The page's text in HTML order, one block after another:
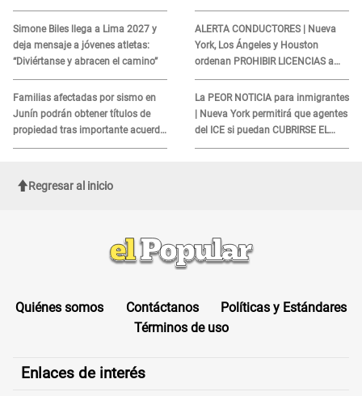
Simone Biles llega a Lima 2027 y
deja mensaje a jóvenes atletas:
“Diviértanse y abracen el camino”
Familias afectadas por sismo en
Junín podrán obtener títulos de
propiedad tras importante acuerdo
de Cofopri
ALERTA CONDUCTORES | Nueva
York, Los Ángeles y Houston
ordenan PROHIBIR LICENCIAS a
quienes no presenten ESTE
DOCUMENTO
La PEOR NOTICIA para inmigrantes
| Nueva York permitirá que agentes
del ICE si puedan CUBRIRSE EL
ROSTRO
Regresar al inicio
Quiénes somos Contáctanos
Políticas y Estándares
Términos de uso
Enlaces de interés